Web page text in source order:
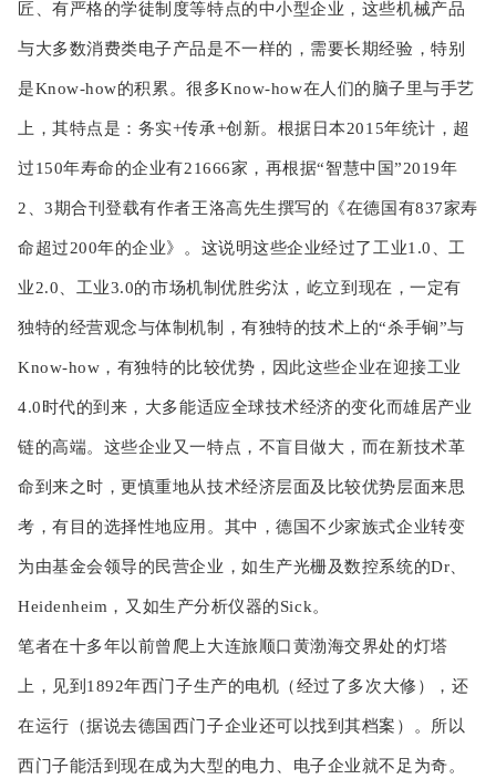
匠、有严格的学徒制度等特点的中小型企业，这些机械产品
与大多数消费类电子产品是不一样的，需要长期经验，特别
是Know-how的积累。很多Know-how在人们的脑子里与手艺
上，其特点是：务实+传承+创新。根据日本2015年统计，超
过150年寿命的企业有21666家，再根据“智慧中国”2019年
2、3期合刊登载有作者王洛高先生撰写的《在德国有837家寿
命超过200年的企业》。这说明这些企业经过了工业1.0、工
业2.0、工业3.0的市场机制优胜劣汰，屹立到现在，一定有
独特的经营观念与体制机制，有独特的技术上的“杀手锏”与
Know-how，有独特的比较优势，因此这些企业在迎接工业
4.0时代的到来，大多能适应全球技术经济的变化而雄居产业
链的高端。这些企业又一特点，不盲目做大，而在新技术革
命到来之时，更慎重地从技术经济层面及比较优势层面来思
考，有目的选择性地应用。其中，德国不少家族式企业转变
为由基金会领导的民营企业，如生产光栅及数控系统的Dr、
Heidenheim，又如生产分析仪器的Sick。
笔者在十多年以前曾爬上大连旅顺口黄渤海交界处的灯塔
上，见到1892年西门子生产的电机（经过了多次大修），还
在运行（据说去德国西门子企业还可以找到其档案）。所以
西门子能活到现在成为大型的电力、电子企业就不足为奇。